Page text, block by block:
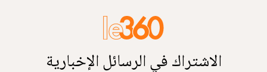
الاشتراك في الرسائل الإخبارية